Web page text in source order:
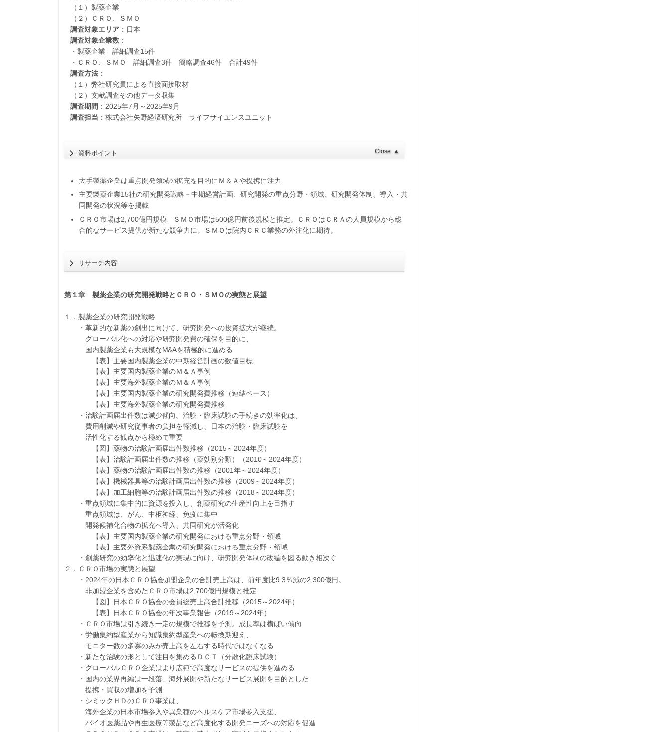
（１）製薬企業
（２）ＣＲＯ、ＳＭＯ
調査対象エリア：日本
調査対象企業数：
・製薬企業 詳細調査15件
・ＣＲＯ、ＳＭＯ 詳細調査3件 簡略調査46件 合計49件
調査方法：
（１）弊社研究員による直接面接取材
（２）文献調査その他データ収集
調査期間 ：2025年7月～2025年9月
調査担当 ：株式会社矢野経済研究所 ライフサイエンスユニット
資料ポイント Close ▲
大手製薬企業は重点開発領域の拡充を目的にＭ＆Ａや提携に注力
主要製薬企業15社の研究開発戦略－中期経営計画、研究開発の重点分野・領域、研究開発体制、導入・共
同開発の状況等を掲載
ＣＲＯ市場は2,700億円規模、ＳＭＯ市場は500億円前後規模と推定。ＣＲＯはＣＲＡの人員規模から総
合的なサービス提供が新たな競争力に。ＳＭＯは院内ＣＲＣ業務の外注化に期待。
リサーチ内容
第１章 製薬企業の研究開発戦略とＣＲＯ・ＳＭＯの実態と展望
１．製薬企業の研究開発戦略
・革新的な新薬の創出に向けて、研究開発への投資拡大が継続。
グローバル化への対応や研究開発費の確保を目的に、
国内製薬企業も大規模なM&Aを積極的に進める
【表】主要国内製薬企業の中期経営計画の数値目標
【表】主要国内製薬企業のＭ＆Ａ事例
【表】主要海外製薬企業のＭ＆Ａ事例
【表】主要国内製薬企業の研究開発費推移（連結ベース）
【表】主要海外製薬企業の研究開発費推移
・治験計画届出件数は減少傾向。治験・臨床試験の手続きの効率化は、
費用削減や研究従事者の負担を軽減し、日本の治験・臨床試験を
活性化する観点から極めて重要
【図】薬物の治験計画届出件数推移（2015～2024年度）
【表】治験計画届出件数の推移（薬効別分類）（2010～2024年度）
【表】薬物の治験計画届出件数の推移（2001年～2024年度）
【表】機械器具等の治験計画届出件数の推移（2009～2024年度）
【表】加工細胞等の治験計画届出件数の推移（2018～2024年度）
・重点領域に集中的に資源を投入し、創薬研究の生産性向上を目指す
重点領域は、がん、中枢神経、免疫に集中
開発候補化合物の拡充へ導入、共同研究が活発化
【表】主要国内製薬企業の研究開発における重点分野・領域
【表】主要外資系製薬企業の研究開発における重点分野・領域
・創薬研究の効率化と迅速化の実現に向け、研究開発体制の改編を図る動き相次ぐ
２．ＣＲＯ市場の実態と展望
・2024年の日本ＣＲＯ協会加盟企業の合計売上高は、前年度比9.3％減の2,300億円。
非加盟企業を含めたＣＲＯ市場は2,700億円規模と推定
【図】日本ＣＲＯ協会の会員総売上高合計推移（2015～2024年）
【表】日本ＣＲＯ協会の年次事業報告（2019～2024年）
・ＣＲＯ市場は引き続き一定の規模で推移を予測。成長率は横ばい傾向
・労働集約型産業から知識集約型産業への転換期迎え、
モニター数の多寡のみが売上高を左右する時代ではなくなる
・新たな治験の形として注目を集めるＤＣＴ（分散化臨床試験）
・グローバルＣＲＯ企業はより広範で高度なサービスの提供を進める
・国内の業界再編は一段落、海外展開や新たなサービス展開を目的とした
提携・買収の増加を予測
・シミックＨＤのＣＲＯ事業は、
海外企業の日本市場参入や異業種のヘルスケア市場参入支援、
バイオ医薬品や再生医療等製品など高度化する開発ニーズへの対応を促進